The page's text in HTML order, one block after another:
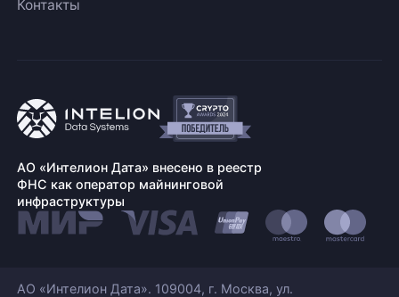
Контакты
АО «Интелион Дата» внесено в реестр
ФНС как оператор майнинговой
инфраструктуры
АО «Интелион Дата». 109004, г. Москва, ул.